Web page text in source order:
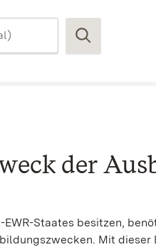
Suchen
der
Staates besitzen,
Mit dieser